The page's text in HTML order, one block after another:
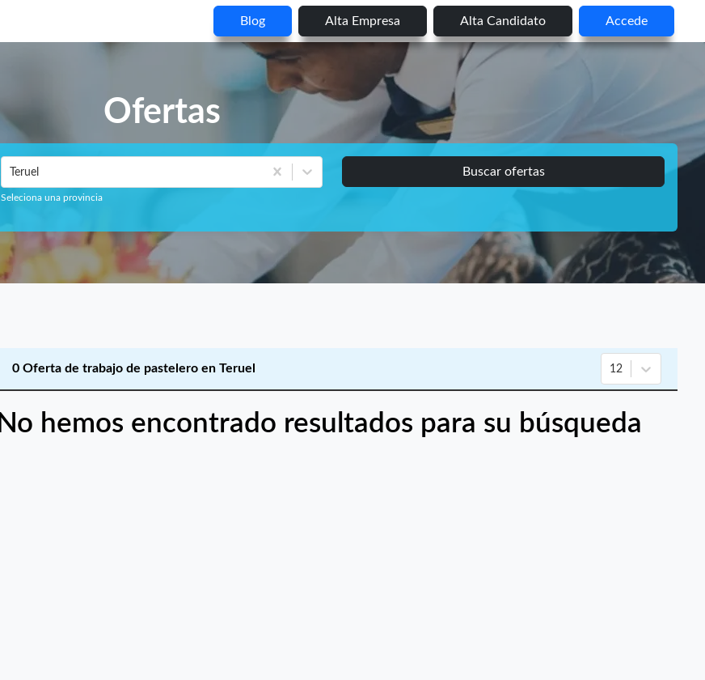
Blog Alta Empresa Alta Candidato Accede
Ofertas
Teruel
Seleciona una provincia
Buscar ofertas
0 Oferta de trabajo de pastelero en Teruel 12
No hemos encontrado resultados para su búsqueda